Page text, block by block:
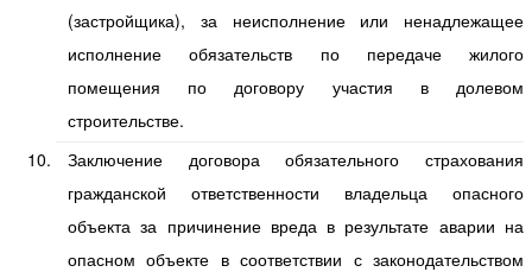
(застройщика), за неисполнение или ненадлежащее
исполнение обязательств по передаче жилого
помещения по договору участия в долевом
строительстве.
Заключение договора обязательного страхования
гражданской ответственности владельца опасного
объекта за причинение вреда в результате аварии на
опасном объекте в соответствии с законодательством